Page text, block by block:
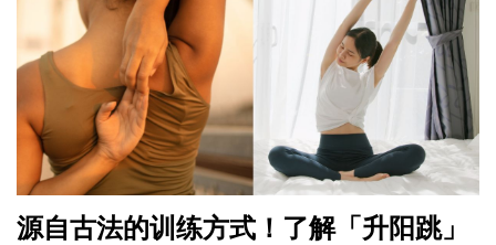
源自古法的训练方式！了解「升阳跳」